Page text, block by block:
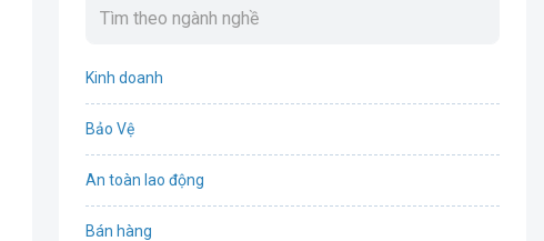
Kinh doanh
Bảo Vệ
An toàn lao động
Bán hàng